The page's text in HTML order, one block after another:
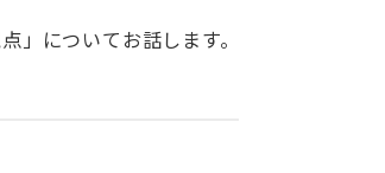
」についてお話します。